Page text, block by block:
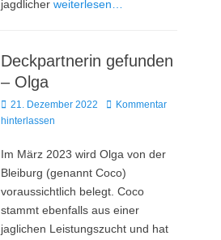
jagdlicherweiterlesen…
Deckpartnerin gefunden
– Olga
Posted
on
21. Dezember 2022
Kommentar
hinterlassen
Im März 2023 wird Olga von der
Bleiburg (genannt Coco)
voraussichtlich belegt. Coco
stammt ebenfalls aus einer
jaglichen Leistungszucht und hat